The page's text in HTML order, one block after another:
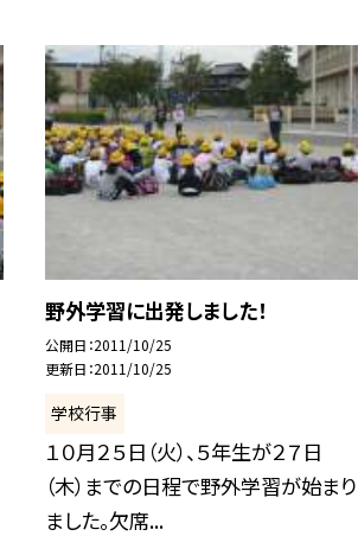
野外学習に出発しました！
公開日 2011/10/25
更新日 2011/10/25
学校行事
１０月２５日（火）、５年生が２７日
（木）までの日程で野外学習が始まり
ました。欠席...